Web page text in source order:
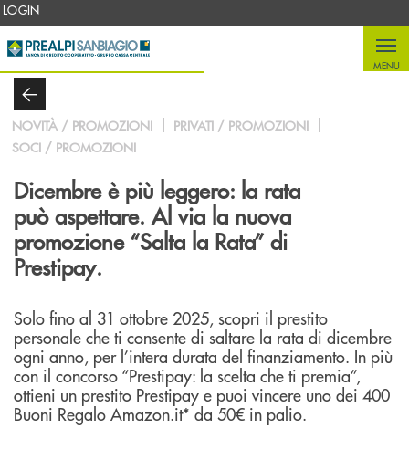
Salta al contenuto principale
LOGIN
MENU
NOVITÀ / PROMOZIONI
PRIVATI / PROMOZIONI
SOCI / PROMOZIONI
Dicembre è più leggero: la rata
può aspettare. Al via la nuova
promozione “Salta la Rata” di
Prestipay.
Solo fino al 31 ottobre 2025, scopri il prestito
personale che ti consente di saltare la rata di dicembre
ogni anno, per l’intera durata del finanziamento. In più
con il concorso “Prestipay: la scelta che ti premia”,
ottieni un prestito Prestipay e puoi vincere uno dei 400
Buoni Regalo Amazon.it* da 50€ in palio.